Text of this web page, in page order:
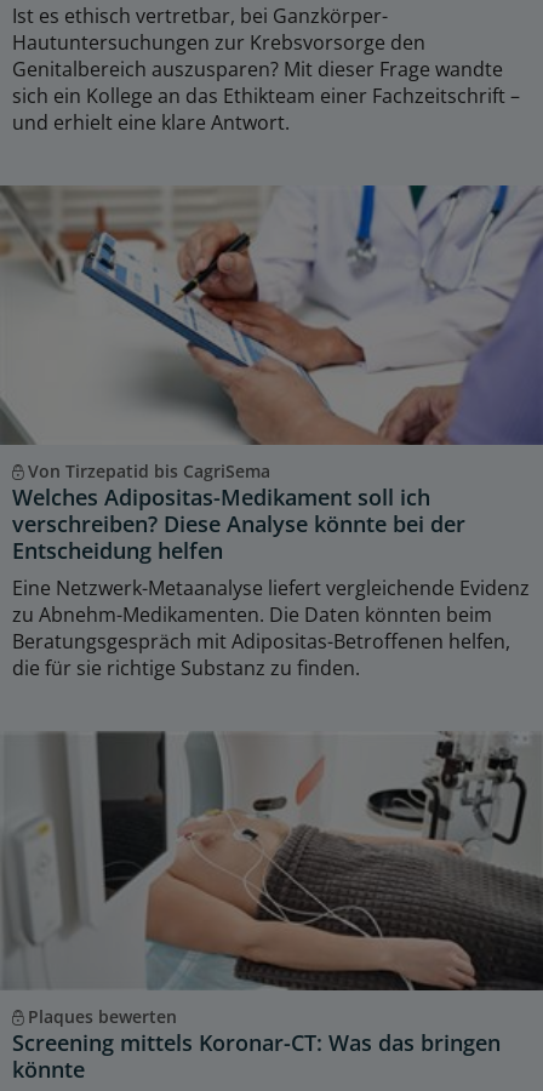
Ist es ethisch vertretbar, bei Ganzkörper-
Hautuntersuchungen zur Krebsvorsorge den
Genitalbereich auszusparen? Mit dieser Frage wandte
sich ein Kollege an das Ethikteam einer Fachzeitschrift –
und erhielt eine klare Antwort.
Von Tirzepatid bis CagriSema
Welches Adipositas-Medikament soll ich
verschreiben? Diese Analyse könnte bei der
Entscheidung helfen
Eine Netzwerk-Metaanalyse liefert vergleichende Evidenz
zu Abnehm-Medikamenten. Die Daten könnten beim
Beratungsgespräch mit Adipositas-Betroffenen helfen,
die für sie richtige Substanz zu finden.
Plaques bewerten
Screening mittels Koronar-CT: Was das bringen
könnte